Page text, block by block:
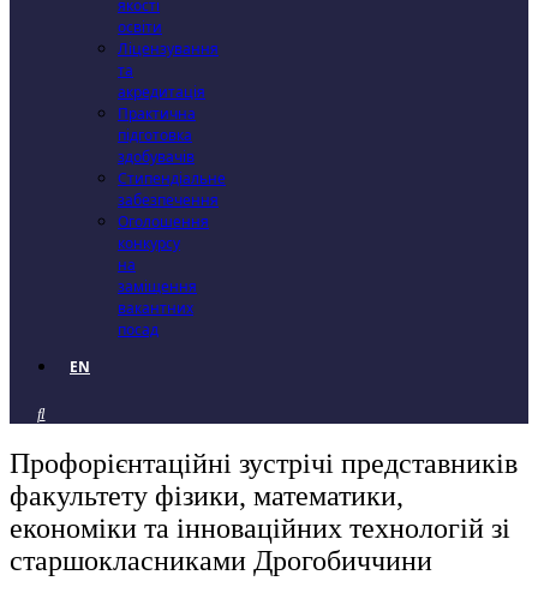
якості
освіти
Ліцензування
та
акредитація
Практична
підготовка
здобувачів
Стипендіальне
забезпечення
Оголошення
конкурсу
на
заміщення
вакантних
посад
EN
Профорієнтаційні зустрічі представників
факультету фізики, математики,
економіки та інноваційних технологій зі
старшокласниками Дрогобиччини